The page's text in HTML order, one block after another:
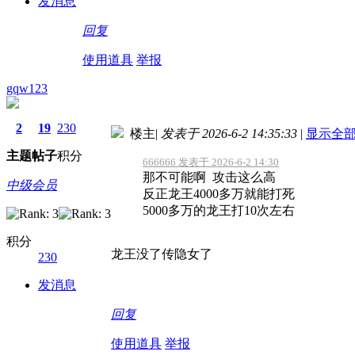
回复
使用道具 举报
gqw123
2
主题
19
帖子
230
积分
中级会员
积分
230
发消息
楼主| 发表于 2026-6-2 14:35:33 | 显示全
666666 发表于 2026-6-2 14:30
那不可能啊 攻击这么高
反正龙王4000多万就能打死
5000多万的龙王打10次左右
龙王没了传隐女了
回复
使用道具 举报